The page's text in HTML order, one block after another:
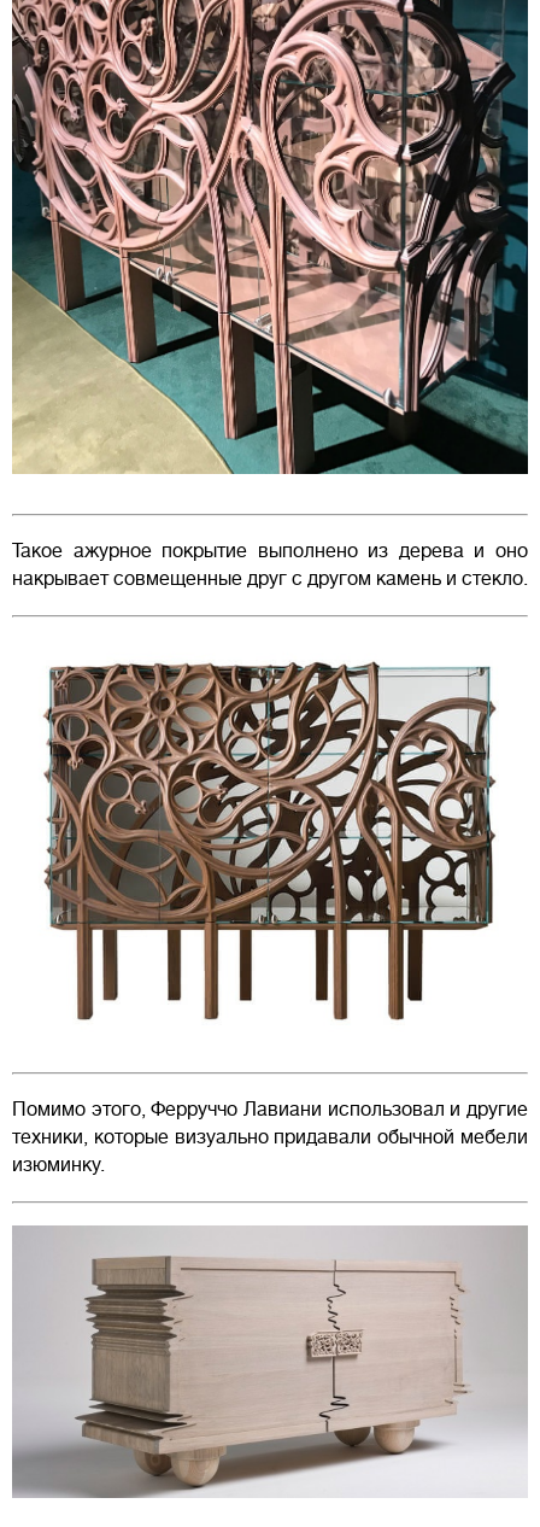
Такое ажурное покрытие выполнено из дерева и оно
накрывает совмещенные друг с другом камень и стекло.
Помимо этого, Ферруччо Лавиани использовал и другие
техники, которые визуально придавали обычной мебели
изюминку.